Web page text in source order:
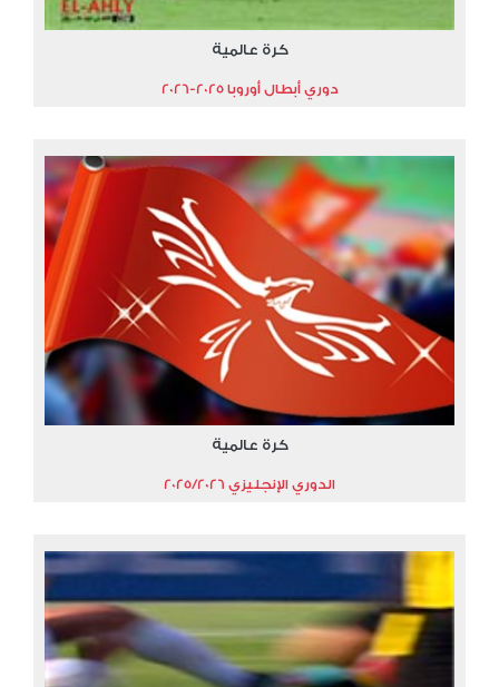
كرة عالمية
دوري أبطال أوروبا 2025-2026
كرة عالمية
الدوري الإنجليزي 2025/2026